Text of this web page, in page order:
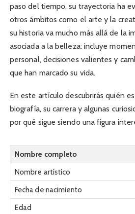
paso del tiempo, su trayectoria ha
otros ámbitos como el arte y la
su historia va mucho más allá de la
asociada a la belleza: incluye
personal, decisiones valientes y
que han marcado su vida.
En este artículo descubrirás quién
biografía, su carrera y algunas
por qué sigue siendo una figura
Nombre completo
Nombre artístico
Fecha de nacimiento
Edad